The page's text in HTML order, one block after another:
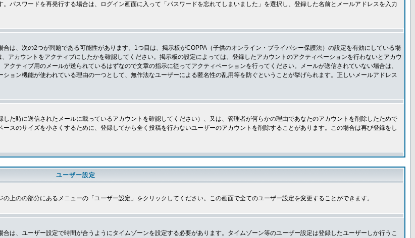
パスワードを再発行する場合は、ログイン画面に入って「パスワードを忘れてしまいました」を選択し、登録した名前とメールアドレスを入力
は、次の2つが問題である可能性があります。1つ目は、掲示板がCOPPA（子供のオンライン・プライバシー保護法）の設定を有効にしている場
アカウントをアクティブにしたかを確認してください。掲示板の設定によっては、登録したアカウントのアクティベーションを行わないとアカウ
クティブ用のメールが送られているはずなので文章の指示に従ってアクティベーションを行ってください。メールが送信されていない場合は、
ョン機能が使われている理由の一つとして、無作法なユーザーによる匿名性の乱用等を防ぐということが挙げられます。正しいメールアドレス
た時に送信されたメールに載っているアカウントを確認してください）、又は、管理者が何らかの理由であなたのアカウントを削除したためで
スのサイズを小さくするために、登録してから全く投稿を行わないユーザーのアカウントを削除することがあります。この場合は再び登録をし
ユーザー設定
上のの部分にあるメニューの「ユーザー設定」をクリックしてください。この画面で全てのユーザー設定を変更することができます。
は、ユーザー設定で時間が合うようにタイムゾーンを設定する必要があります。タイムゾーン等のユーザー設定は登録したユーザーしか行うこ